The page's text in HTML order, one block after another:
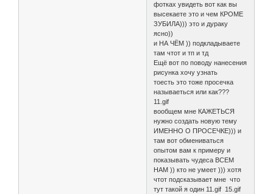
фотках увидеть вот как вы
высекаете это и чем КРОМЕ
ЗУБИЛА))) это и дураку
ясно))
и НА ЧЁМ )) подкладываете
там чтот и тп и тд
Ещё вот по поводу нанесения
рисунка хочу узнать
тоесть это тоже просечка
называеться или как???
11.gif
вообщем мне КАЖЕТЬСЯ
нужно создать новую тему
ИМЕННО О ПРОСЕЧКЕ))) и
там вот обмениваться
опытом вам к примеру и
показывать чудеса ВСЕМ
НАМ )) кто не умеет ))) хотя
чтот подсказывает мне что
тут такой я один 11.gif 15.gif